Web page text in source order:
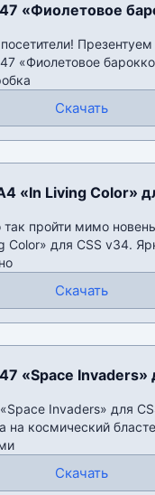
«Фиолетовое
«Фиолетовое
Скачать
«In Living Color»
так пройти мимо
Color» для CSS v34.
Скачать
«Space Invaders»
Invaders» для
на космический
Скачать